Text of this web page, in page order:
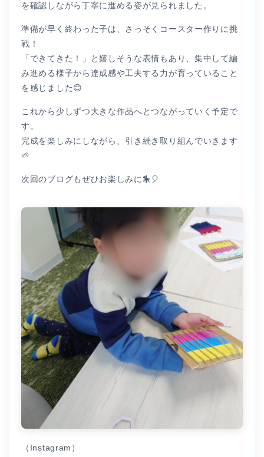
を確認しながら丁寧に進める姿が見られました。
準備が早く終わった子は、さっそくコースター作りに挑
戦！
「できてきた！」と嬉しそうな表情もあり、集中して編
み進める様子から達成感や工夫する力が育っていること
を感じました😊
これから少しずつ大きな作品へとつながっていく予定で
す。
完成を楽しみにしながら、引き続き取り組んでいきます
🌱
次回のブログもぜひお楽しみに🎠🎈
（Instagram）